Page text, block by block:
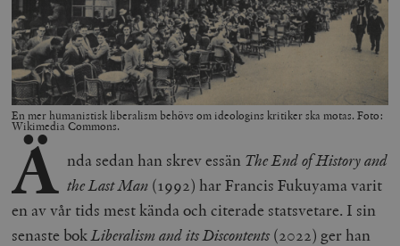
En mer humanistisk liberalism behövs om ideologins kritiker ska motas. Foto:
Wikimedia Commons.
Ä nda sedan han skrev essän The End of History and
the Last Man (1992) har Francis Fukuyama varit
en av vår tids mest kända och citerade statsvetare. I sin
senaste bokLiberalism and its Discontents (2022) ger han